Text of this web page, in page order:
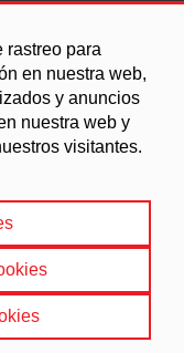
rastreo para
en nuestra web,
y anuncios
nuestra web y
visitantes.
Víznar